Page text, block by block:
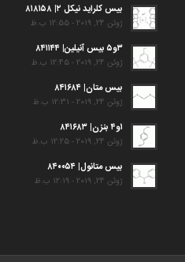
بیس کلراید نیکل ۲| ۸۱۸۱۵۸
ژوئن 24, 2019 - 12:55 ب.ظ
۳و۵ بیس آنیلین| ۸۴۱۱۴۴
ژوئن 24, 2019 - 12:45 ب.ظ
بیس متان| ۸۴۱۶۸۴
ژوئن 24, 2019 - 12:31 ب.ظ
۱و۴ بنزن| ۸۴۱۶۸۳
ژوئن 24, 2019 - 12:25 ب.ظ
بیس متانول| ۸۴۰۰۵۴
ژوئن 24, 2019 - 12:19 ب.ظ